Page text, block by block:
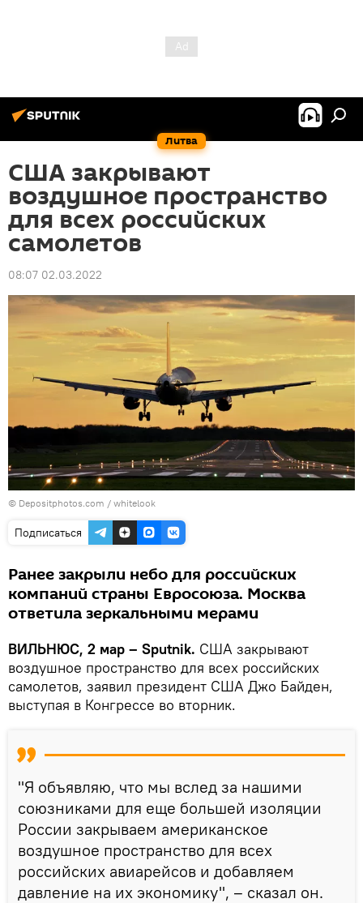
Литва
США закрывают
воздушное пространство
для всех российских
самолетов
08:07 02.03.2022
© Depositphotos.com / whitelook
Подписаться
Ранее закрыли небо для российских
компаний страны Евросоюза. Москва
ответила зеркальными мерами
ВИЛЬНЮС, 2 мар – Sputnik. США закрывают
воздушное пространство для всех российских
самолетов, заявил президент США Джо Байден,
выступая в Конгрессе во вторник.
"Я объявляю, что мы вслед за нашими
союзниками для еще большей изоляции
России закрываем американское
воздушное пространство для всех
российских авиарейсов и добавляем
давление на их экономику", – сказал он.